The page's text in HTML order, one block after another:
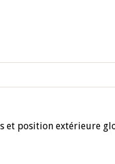
et position extérieure